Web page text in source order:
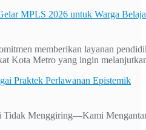
MPLS 2026 untuk Warga
memberikan layanan
Kota Metro yang ingin
Praktek Perlawanan Epistemik
Menggiring—Kami